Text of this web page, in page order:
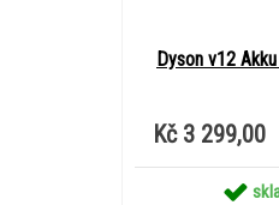
Dyson v12
Kč 3 299,00